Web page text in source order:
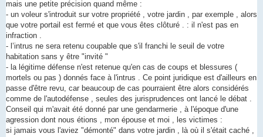
g
n
o
l
u
mais une petite précision quand même :
- un voleur s'introduit sur votre propriété , votre jardin , par exemple , alors
que votre portail est fermé et que vous êtes clôturé . : il n'est pas en
infraction .
- l’intrus ne sera retenu coupable que s'il franchi le seuil de votre
habitation sans y être "invité "
- la légitime défense n'est retenue qu'en cas de coups et blessures (
mortels ou pas ) donnés face à l'intrus . Ce point juridique est d'ailleurs en
passe d'être revu, car beaucoup de cas pourraient être alors considérés
comme de l'autodéfense , seules des jurisprudences ont lancé le débat .
Conseil qui m'avait été donné par une gendarmerie , à l'époque d'une
agression dont nous étions , mon épouse et moi , les victimes :
si jamais vous l'aviez "démonté" dans votre jardin , là où il s'était caché ,